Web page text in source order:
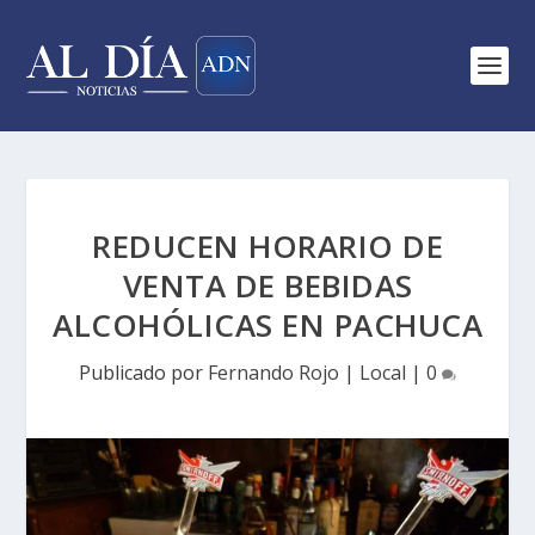
REDUCEN HORARIO DE
VENTA DE BEBIDAS
ALCOHÓLICAS EN PACHUCA
Publicado por Fernando Rojo | Local | 0